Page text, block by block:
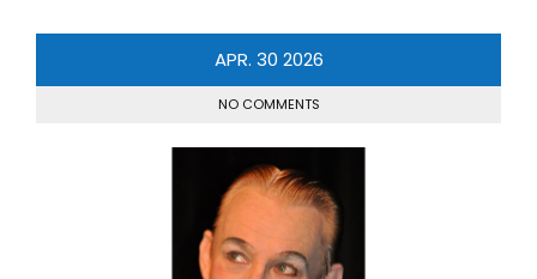
APR. 30 2026
NO COMMENTS